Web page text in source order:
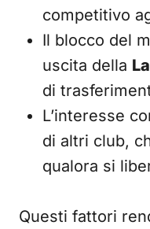
competitivo
Il blocco del
uscita della
di
L’interesse
di altri club,
qualora si
Questi fattori